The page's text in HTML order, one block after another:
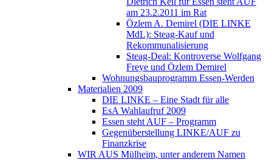
am 23.2.2011 im Rat
Özlem A. Demirel (DIE LINKE
MdL): Steag-Kauf und
Rekommunalisierung
Steag-Deal: Kontroverse Wolfgang
Freye und Özlem Demirel
Wohnungsbauprogramm Essen-Werden
Materialien 2009
DIE LINKE – Eine Stadt für alle
EsA Wahlaufruf 2009
Essen steht AUF – Programm
Gegenüberstellung LINKE/AUF zu
Finanzkrise
WIR AUS Mülheim, unter anderem Namen